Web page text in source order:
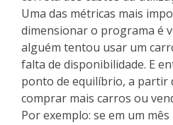
Uma das métricas mais
dimensionar o programa é
alguém tentou usar um
falta de disponibilidade. E
ponto de equilíbrio, a partir
comprar mais carros ou
Por exemplo: se em um